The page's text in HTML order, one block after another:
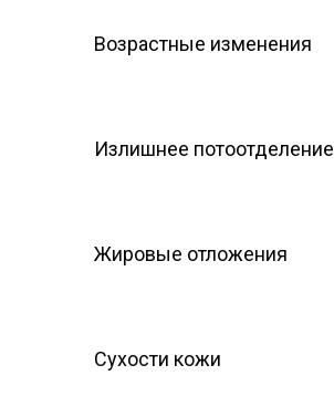
Возрастные изменения
Излишнее потоотделение
Жировые отложения
Сухости кожи